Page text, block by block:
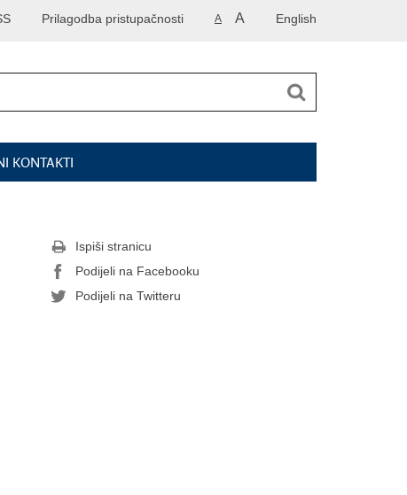
English
A A
Prilagodba pristupačnosti
KONTAKTI
Ispiši stranicu
Podijeli na Facebooku
Podijeli na Twitteru